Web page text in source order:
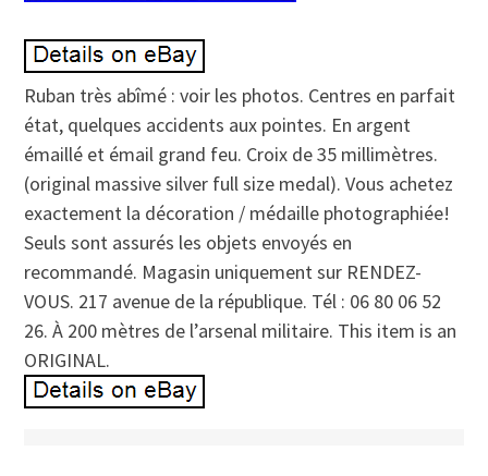
Ruban très abîmé : voir les photos. Centres en parfait
état, quelques accidents aux pointes. En argent
émaillé et émail grand feu. Croix de 35 millimètres.
(original massive silver full size medal). Vous achetez
exactement la décoration / médaille photographiée!
Seuls sont assurés les objets envoyés en
recommandé. Magasin uniquement sur RENDEZ-
VOUS. 217 avenue de la république. Tél : 06 80 06 52
26. À 200 mètres de l’arsenal militaire. This item is an
ORIGINAL.